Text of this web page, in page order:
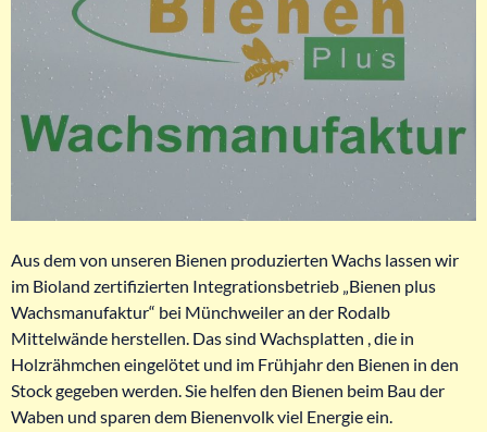
Aus dem von unseren Bienen produzierten Wachs lassen wir
im Bioland zertifizierten Integrationsbetrieb „Bienen plus
Wachsmanufaktur“ bei Münchweiler an der Rodalb
Mittelwände herstellen. Das sind Wachsplatten , die in
Holzrähmchen eingelötet und im Frühjahr den Bienen in den
Stock gegeben werden. Sie helfen den Bienen beim Bau der
Waben und sparen dem Bienenvolk viel Energie ein.